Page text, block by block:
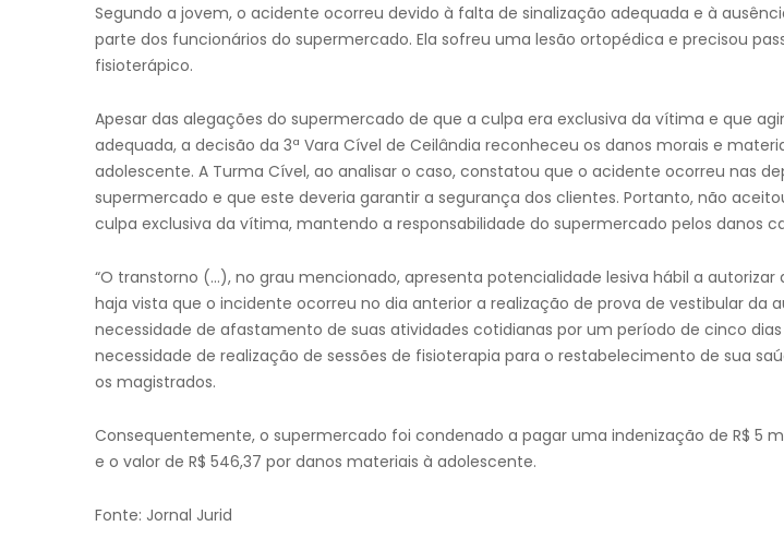
Segundo a jovem, o acidente ocorreu devido à falta de sinalização adequada e à
parte dos funcionários do supermercado. Ela sofreu uma lesão ortopédica e precisou
fisioterápico.
Apesar das alegações do supermercado de que a culpa era exclusiva da vítima e que
adequada, a decisão da 3ª Vara Cível de Ceilândia reconheceu os danos morais e
adolescente. A Turma Cível, ao analisar o caso, constatou que o acidente ocorreu nas
supermercado e que este deveria garantir a segurança dos clientes. Portanto, não
culpa exclusiva da vítima, mantendo a responsabilidade do supermercado pelos danos
“O transtorno (…), no grau mencionado, apresenta potencialidade lesiva hábil a autorizar
haja vista que o incidente ocorreu no dia anterior a realização de prova de vestibular da
necessidade de afastamento de suas atividades cotidianas por um período de cinco
necessidade de realização de sessões de fisioterapia para o restabelecimento de sua
os magistrados.
Consequentemente, o supermercado foi condenado a pagar uma indenização de R$ 5
e o valor de R$ 546,37 por danos materiais à adolescente.
Fonte: Jornal Jurid